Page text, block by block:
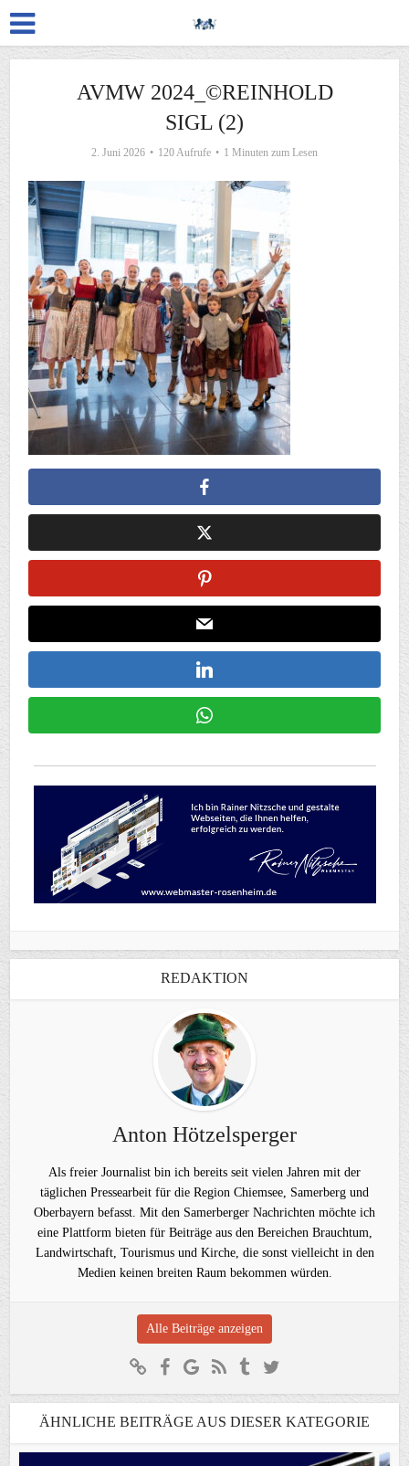
AVMW 2024_©REINHOLD
SIGL (2)
2. Juni 2026 120 Aufrufe 1 Minuten zum Lesen
REDAKTION
Anton Hötzelsperger
Als freier Journalist bin ich bereits seit vielen Jahren mit der
täglichen Pressearbeit für die Region Chiemsee, Samerberg und
Oberbayern befasst. Mit den Samerberger Nachrichten möchte ich
eine Plattform bieten für Beiträge aus den Bereichen Brauchtum,
Landwirtschaft, Tourismus und Kirche, die sonst vielleicht in den
Medien keinen breiten Raum bekommen würden.
Alle Beiträge anzeigen
ÄHNLICHE BEITRÄGE AUS DIESER KATEGORIE